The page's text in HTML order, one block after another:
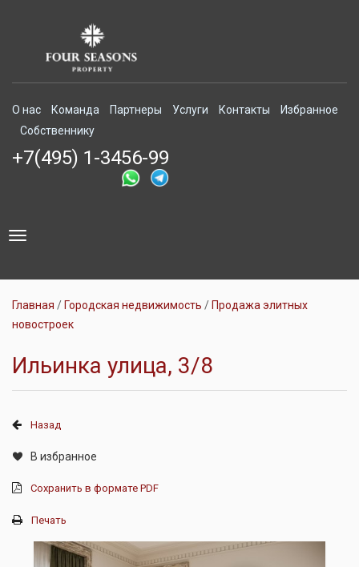
О нас Команда Партнеры Услуги Контакты
Избранное
Собственнику
+7(495) 1-3456-99
Toggle
Главная Городская недвижимость
Продажа элитных
новостроек
Ильинка улица, 3/8
Назад
В избранное
Сохранить в формате PDF
Печать